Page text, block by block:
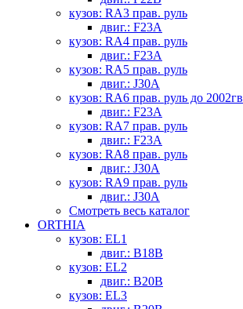
кузов: RA3 прав. руль
двиг.: F23A
кузов: RA4 прав. руль
двиг.: F23A
кузов: RA5 прав. руль
двиг.: J30A
кузов: RA6 прав. руль до 2002гв
двиг.: F23A
кузов: RA7 прав. руль
двиг.: F23A
кузов: RA8 прав. руль
двиг.: J30A
кузов: RA9 прав. руль
двиг.: J30A
Смотреть весь каталог
ORTHIA
кузов: EL1
двиг.: B18B
кузов: EL2
двиг.: B20B
кузов: EL3